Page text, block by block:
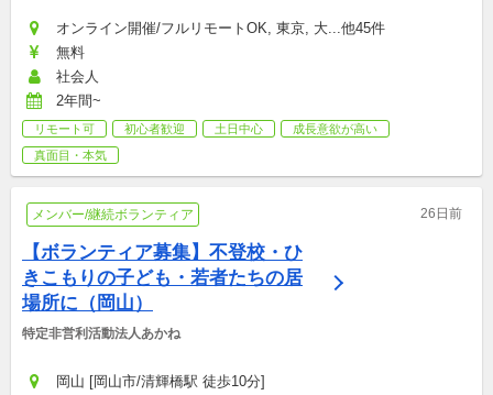
オンライン開催/フルリモートOK, 東京, 大...他45件
無料
社会人
2年間~
リモート可 初心者歓迎 土日中心
成長意欲が高い
真面目・本気
メンバー/継続ボランティア 26日前
【ボランティア募集】不登校・ひ
きこもりの子ども・若者たちの居
場所に（岡山）
特定非営利活動法人あかね
岡山 [岡山市/清輝橋駅 徒歩10分]